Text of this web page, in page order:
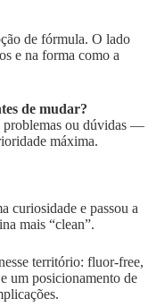
de fórmula. O lado
e na forma como a
de mudar?
problemas ou dúvidas —
máxima.
curiosidade e passou a
mais “clean”.
território: fluor-free,
um posicionamento de